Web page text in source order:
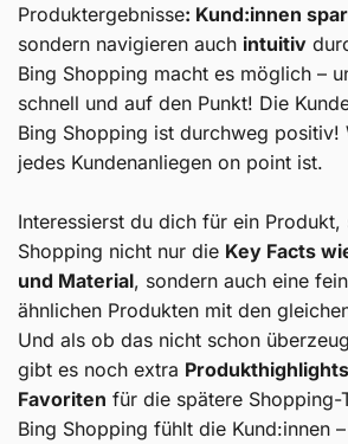
Produktergebnisse: Kund:innen
sondern navigieren auch intuitiv
Bing Shopping macht es möglich –
schnell und auf den Punkt! Die
Bing Shopping ist durchweg positiv!
jedes Kundenanliegen on point ist.
Interessierst du dich für ein
Shopping nicht nur die Key Facts
und Material, sondern auch eine
ähnlichen Produkten mit den
Und als ob das nicht schon
gibt es noch extra Produkthighlights
Favoriten für die spätere Shopping-
Bing Shopping fühlt die Kund:innen